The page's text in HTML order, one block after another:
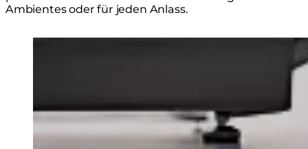
Ambientes oder für jeden Anlass.